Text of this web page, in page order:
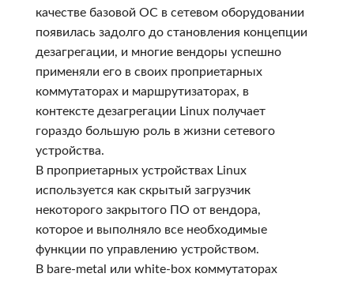
качестве базовой ОС в сетевом оборудовании
появилась задолго до становления концепции
дезагрегации, и многие вендоры успешно
применяли его в своих проприетарных
коммутаторах и маршрутизаторах, в
контексте дезагрегации Linux получает
гораздо большую роль в жизни сетевого
устройства.
В проприетарных устройствах Linux
используется как скрытый загрузчик
некоторого закрытого ПО от вендора,
которое и выполняло все необходимые
функции по управлению устройством.
В bare-metal или white-box коммутаторах